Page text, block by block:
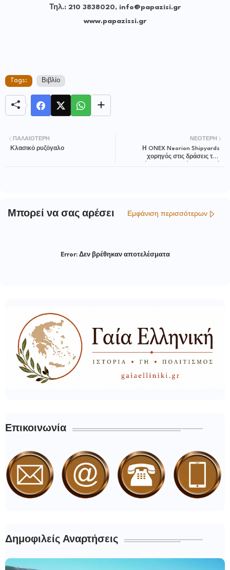
Τηλ.: 210 3838020, info@papazisi.gr
www.papazissi.gr
Tags: Βιβλίο
ΝΕΌΤΕΡΗ
Η ONEX Neorion Shipyards
χορηγός στις δράσεις του
ΠΑΛΑΙΌΤΕΡΗ
Κλασικό ρυζόγαλο
Μπορεί να σας αρέσει Εμφάνιση περισσότερων
Error:Δεν βρέθηκαν αποτελέσματα
Επικοινωνία
Δημοφιλείς Αναρτήσεις